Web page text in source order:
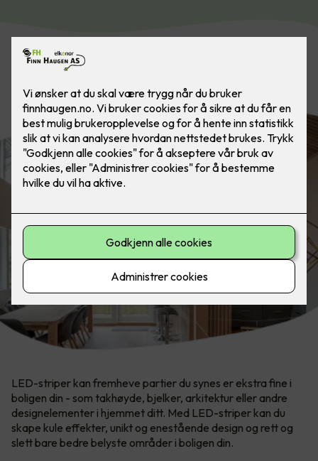
Fremhev design, arkitektur eller de
beste trekkene i boligen din
LED-striper kan fremheve partier du synes er ekstra fine i
boligen din - som takhøyde, bjelker, arkitektur eller andre
designelementer i hjemmet ditt. Med LED-striper kan du
skape kule effekter, unikt og enestående design og rett og
slett bare bedre belyste områder i boligen din.